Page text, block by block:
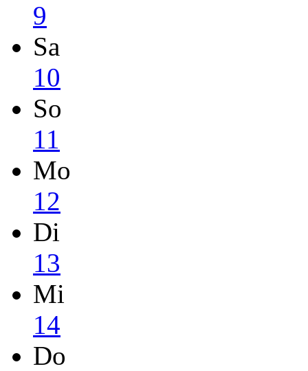
9
Sa
10
So
11
Mo
12
Di
13
Mi
14
Do